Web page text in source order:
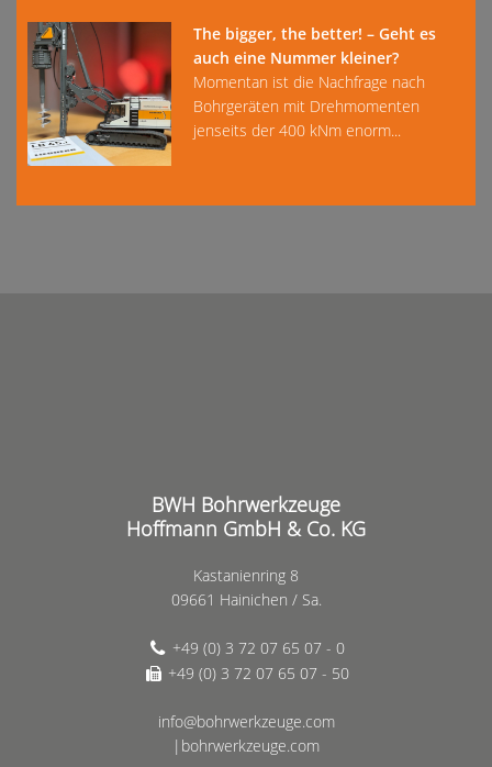
The bigger, the better! – Geht es
auch eine Nummer kleiner?
Momentan ist die Nachfrage nach
Bohrgeräten mit Drehmomenten
jenseits der 400 kNm enorm...
BWH Bohrwerkzeuge
Hoffmann GmbH & Co. KG
Kastanienring 8
09661 Hainichen / Sa.
+49 (0) 3 72 07 65 07 - 0
+49 (0) 3 72 07 65 07 - 50
info@bohrwerkzeuge.com
|bohrwerkzeuge.com